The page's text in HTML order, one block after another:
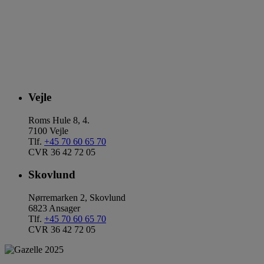
Vejle
Roms Hule 8, 4.
7100 Vejle
Tlf. +45 70 60 65 70
CVR 36 42 72 05
Skovlund
Nørremarken 2, Skovlund
6823 Ansager
Tlf. +45 70 60 65 70
CVR 36 42 72 05